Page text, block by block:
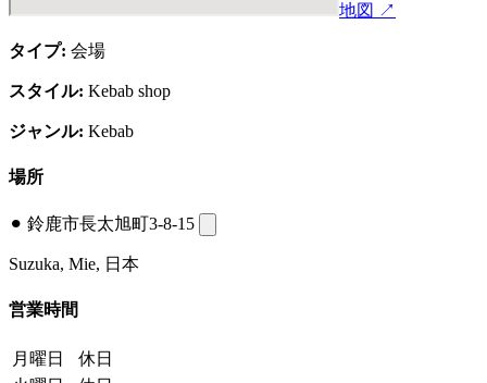
地図 ↗
タイプ: 会場
スタイル: Kebab shop
ジャンル: Kebab
場所
⚫︎ 鈴鹿市長太旭町3-8-15
Suzuka, Mie, 日本
営業時間
月曜日
休日